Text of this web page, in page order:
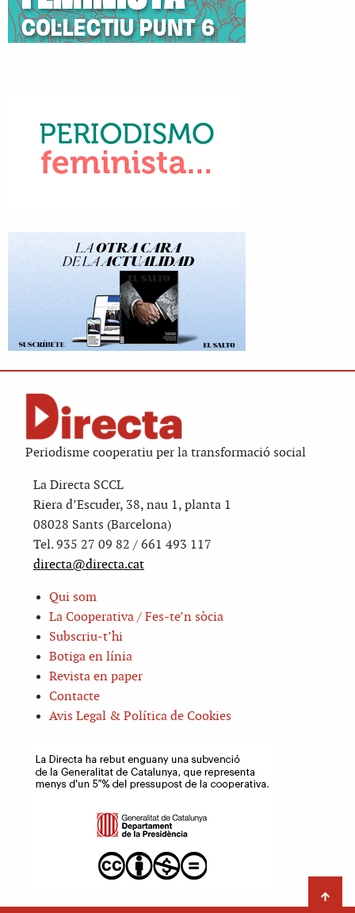
Periodisme cooperatiu per la transformació social
La Directa SCCL
Riera d’Escuder, 38, nau 1, planta 1
08028 Sants (Barcelona)
Tel. 935 27 09 82 / 661 493 117
directa@directa.cat
Qui som
La Cooperativa / Fes-te’n sòcia
Subscriu-t’hi
Botiga en línia
Revista en paper
Contacte
Avis Legal & Política de Cookies